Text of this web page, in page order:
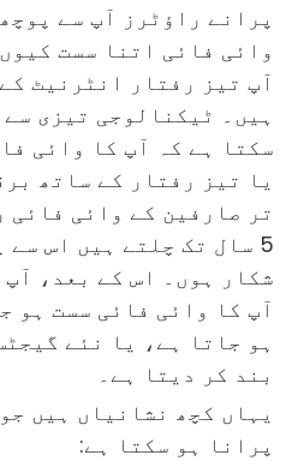
پرانے راؤٹرز آپ سے
وائی فائی اتنا سست
آپ تیز رفتار انٹرنیٹ
ہیں۔ ٹیکنالوجی تیزی
سکتا ہے کہ آپ کا وائی
یا تیز رفتار کے ساتھ
5 سال تک چلتے ہیں اس
شکار ہوں۔ اس کے بعد،
آپ کا وائی فائی سست ہو
ہو جاتا ہے، یا نئے
بند کر دیتا ہے۔
یہاں کچھ نشانیاں ہیں
پرانا ہو سکتا ہے: